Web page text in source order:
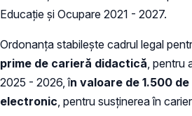
Educație și Ocupare 2021 - 2027.
Ordonanța stabilește cadrul legal
prime de carieră didactică ,
2025 - 2026, în valoare de 1.500
electronic , pentru susținerea în